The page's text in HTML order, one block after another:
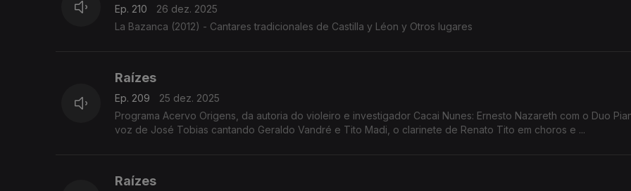
Ep. 210
26 dez. 2025
La Bazanca (2012) - Cantares tradicionales de Castilla y Léon y Otros lugares
Raízes
Ep. 209
25 dez. 2025
Programa Acervo Origens, da autoria do violeiro e investigador Cacai Nunes: Ernesto Nazareth com o Duo Pianístico, a
voz de José Tobias cantando Geraldo Vandré e Tito Madi, o clarinete de Renato Tito em choros e ...
Raízes